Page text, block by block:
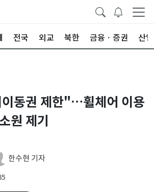
전국 외교 북한 금융ㆍ증권 산업
동권 제한"…휠체어 이용
원 제기
한수현 기자